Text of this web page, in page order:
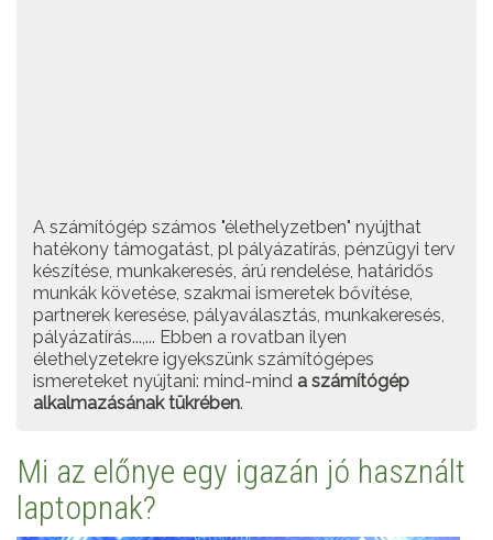
A számítógép számos "élethelyzetben" nyújthat
hatékony támogatást, pl pályázatírás, pénzügyi terv
készítése, munkakeresés, árú rendelése, határidős
munkák követése, szakmai ismeretek bővítése,
partnerek keresése, pályaválasztás, munkakeresés,
pályázatírás...,... Ebben a rovatban ilyen
élethelyzetekre igyekszünk számítógépes
ismereteket nyújtani: mind-mind a számítógép
alkalmazásának tükrében.
Mi az előnye egy igazán jó használt
laptopnak?